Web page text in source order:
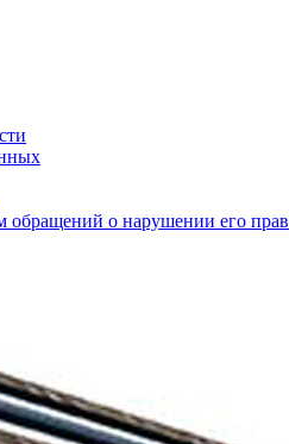
обращений о нарушении его прав